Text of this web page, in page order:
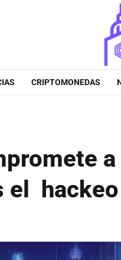
CRIPTOMONEDAS
el hackeo